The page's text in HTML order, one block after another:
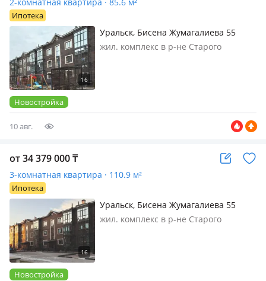
Ипотека
Уральск, Бисена Жумагалиева 55
жил. комплекс в р-не Старого
Новостройка
10 авг.
от 34 379 000₸
3-комнатная квартира · 110.9 м²
Ипотека
Уральск, Бисена Жумагалиева 55
жил. комплекс в р-не Старого
Новостройка